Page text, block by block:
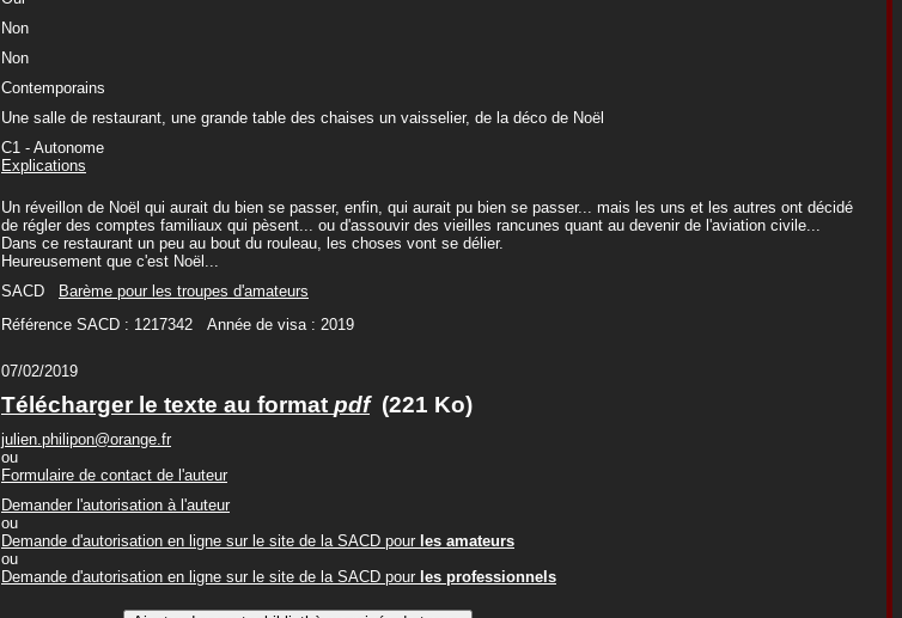
Non
Non
Contemporains
Une salle de restaurant, une grande table des chaises un vaisselier, de la déco de Noël
C1 - Autonome
Explications
Un réveillon de Noël qui aurait du bien se passer, enfin, qui aurait pu bien se passer... mais les uns et les autres ont décidé
de régler des comptes familiaux qui pèsent... ou d'assouvir des vieilles rancunes quant au devenir de l'aviation civile...
Dans ce restaurant un peu au bout du rouleau, les choses vont se délier.
Heureusement que c'est Noël...
SACD
Barème pour les troupes d'amateurs
Référence SACD : 1217342 Année de visa : 2019
07/02/2019
Télécharger le texte au format pdf(221 Ko)
julien.philipon@orange.fr
ou
Formulaire de contact de l'auteur
Demander l'autorisation à l'auteur
ou
Demande d'autorisation en ligne sur le site de la SACD pour les amateurs
ou
Demande d'autorisation en ligne sur le site de la SACD pour les professionnels